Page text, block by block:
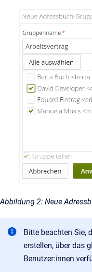
Abbildung 2: Neue
Bitte beachten Sie,
erstellen, über das
Benutzer:innen